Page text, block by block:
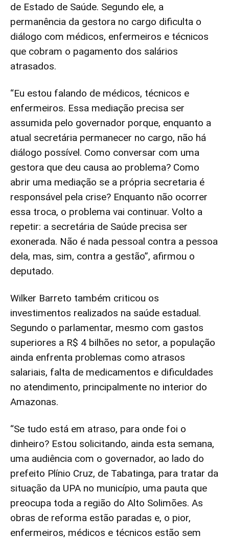
de Estado de Saúde. Segundo ele, a
permanência da gestora no cargo dificulta o
diálogo com médicos, enfermeiros e técnicos
que cobram o pagamento dos salários
atrasados.
“Eu estou falando de médicos, técnicos e
enfermeiros. Essa mediação precisa ser
assumida pelo governador porque, enquanto a
atual secretária permanecer no cargo, não há
diálogo possível. Como conversar com uma
gestora que deu causa ao problema? Como
abrir uma mediação se a própria secretaria é
responsável pela crise? Enquanto não ocorrer
essa troca, o problema vai continuar. Volto a
repetir: a secretária de Saúde precisa ser
exonerada. Não é nada pessoal contra a pessoa
dela, mas, sim, contra a gestão”, afirmou o
deputado.
Wilker Barreto também criticou os
investimentos realizados na saúde estadual.
Segundo o parlamentar, mesmo com gastos
superiores a R$ 4 bilhões no setor, a população
ainda enfrenta problemas como atrasos
salariais, falta de medicamentos e dificuldades
no atendimento, principalmente no interior do
Amazonas.
“Se tudo está em atraso, para onde foi o
dinheiro? Estou solicitando, ainda esta semana,
uma audiência com o governador, ao lado do
prefeito Plínio Cruz, de Tabatinga, para tratar da
situação da UPA no município, uma pauta que
preocupa toda a região do Alto Solimões. As
obras de reforma estão paradas e, o pior,
enfermeiros, médicos e técnicos estão sem